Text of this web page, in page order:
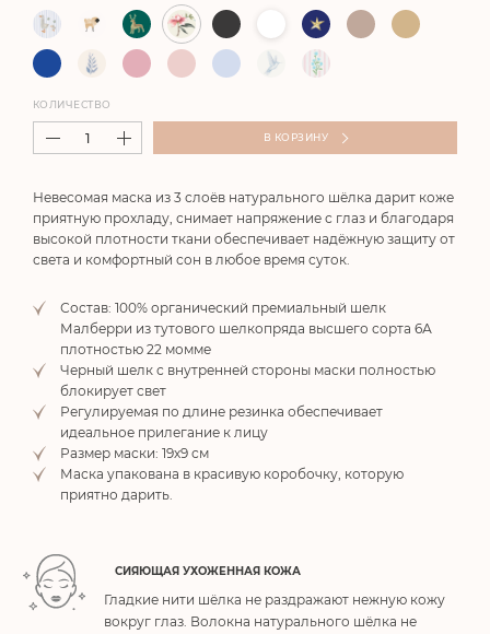
Невесомая маска из 3 слоёв натурального шёлка дарит коже
приятную прохладу, снимает напряжение с глаз и благодаря
высокой плотности ткани обеспечивает надёжную защиту от
света и комфортный сон в любое время суток.
Состав: 100% органический премиальный шелк
Малберри из тутового шелкопряда высшего сорта 6А
плотностью 22 момме
Черный шелк с внутренней стороны маски полностью
блокирует свет
Регулируемая по длине резинка обеспечивает
идеальное прилегание к лицу
Размер маски: 19х9 см
Маска упакована в красивую коробочку, которую
приятно дарить.
КОЛИЧЕСТВО
В КОРЗИНУ
СИЯЮЩАЯ УХОЖЕННАЯ КОЖА
Гладкие нити шёлка не раздражают нежную кожу
вокруг глаз. Волокна натурального шёлка не